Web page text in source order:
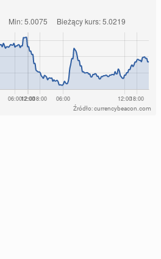
Źródło: currencybeacon.com